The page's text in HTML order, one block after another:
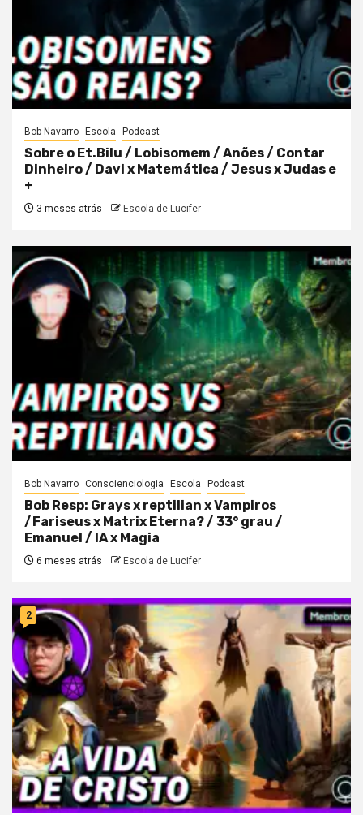
Bob Navarro Escola Podcast
Sobre o Et.Bilu / Lobisomem / Anões / Contar
Dinheiro / Davi x Matemática / Jesus x Judas e
+
3 meses atrás Escola de Lucifer
Bob Navarro Conscienciologia Escola Podcast
Bob Resp: Grays x reptilian x Vampiros
/Fariseus x Matrix Eterna? / 33° grau /
Emanuel / IA x Magia
6 meses atrás Escola de Lucifer
2